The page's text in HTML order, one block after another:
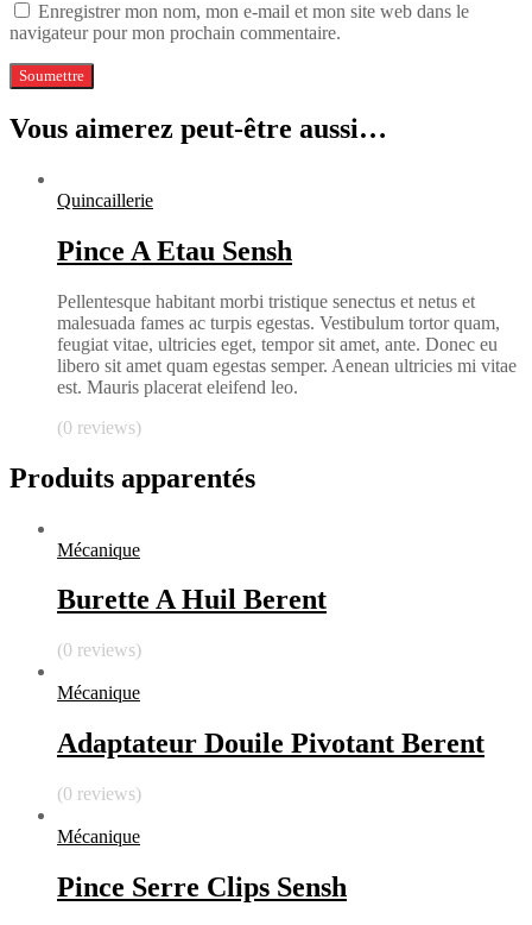
Enregistrer mon nom, mon e-mail et mon site web dans le
navigateur pour mon prochain commentaire.
Vous aimerez peut-être aussi…
Quincaillerie
Pince A Etau Sensh
Pellentesque habitant morbi tristique senectus et netus et
malesuada fames ac turpis egestas. Vestibulum tortor quam,
feugiat vitae, ultricies eget, tempor sit amet, ante. Donec eu
libero sit amet quam egestas semper. Aenean ultricies mi vitae
est. Mauris placerat eleifend leo.
(0 reviews)
Produits apparentés
Mécanique
Burette A Huil Berent
(0 reviews)
Mécanique
Adaptateur Douile Pivotant Berent
(0 reviews)
Mécanique
Pince Serre Clips Sensh